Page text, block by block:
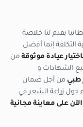
يقدم لنا خلاصة
التكلفة إنما أفضل
عيادة موثوقة من
الشهادات و
طبي من أجل ضمان
حول زراعة الشعر في
الآن على معاينة مجانية